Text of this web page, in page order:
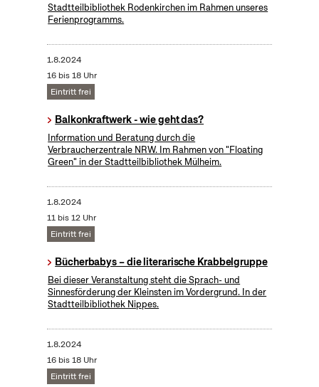
Stadtteilbibliothek Rodenkirchen im Rahmen unseres
Ferienprogramms.
1.8.2024
16 bis 18 Uhr
Eintritt frei
Balkonkraftwerk - wie geht das?
Information und Beratung durch die
Verbraucherzentrale NRW. Im Rahmen von "Floating
Green" in der Stadtteilbibliothek Mülheim.
1.8.2024
11 bis 12 Uhr
Eintritt frei
Bücherbabys – die literarische Krabbelgruppe
Bei dieser Veranstaltung steht die Sprach- und
Sinnesförderung der Kleinsten im Vordergrund. In der
Stadtteilbibliothek Nippes.
1.8.2024
16 bis 18 Uhr
Eintritt frei